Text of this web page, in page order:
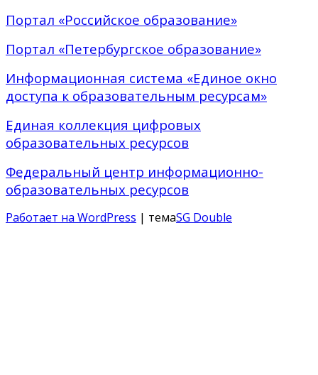
Портал «Российское образование»
Портал «Петербургское образование»
Информационная система «Единое окно
доступа к образовательным ресурсам»
Единая коллекция цифровых
образовательных ресурсов
Федеральный центр информационно-
образовательных ресурсов
Работает на WordPress | темаSG Double